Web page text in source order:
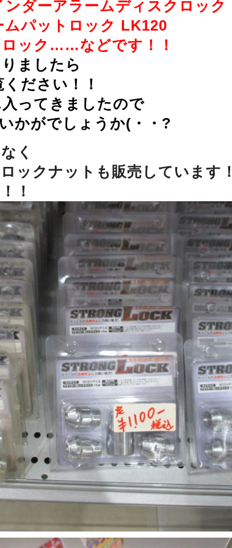
ンダーアラームディスクロック
ムパットロック LK120
ロック……などです！！
ましたら
ださい！！
ってきましたので
かがでしょうか(・・?
く
ックナットも販売しています
！